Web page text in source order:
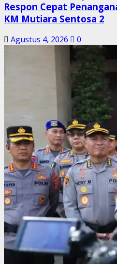
Respon Cepat
KM Mutiara Sentosa 2
Agustus 4, 2026 0